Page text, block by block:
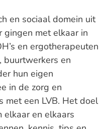
en sociaal domein uit
gingen met elkaar in
en ergotherapeuten
buurtwerkers en
hun eigen
in de zorg en
met een LVB. Het doel
elkaar en elkaars